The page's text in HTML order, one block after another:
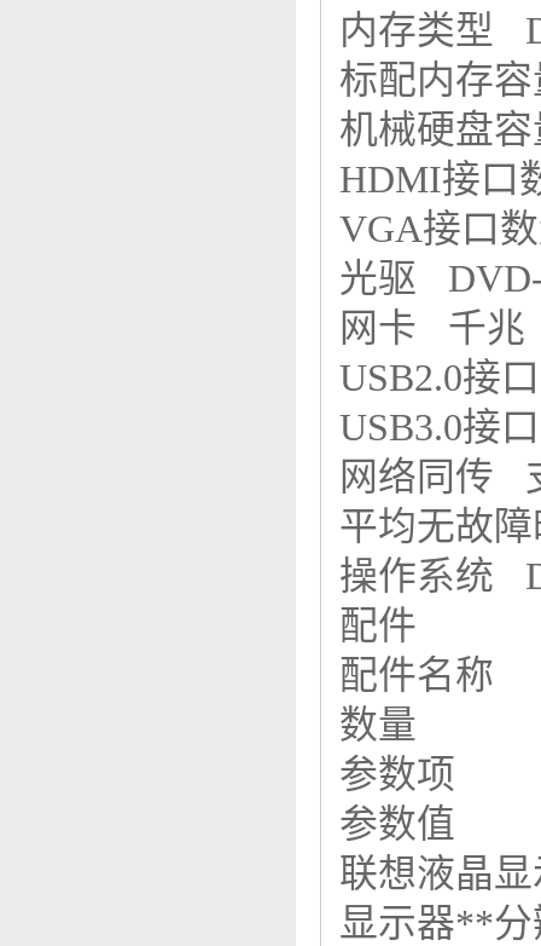
内存类型
标配内存
机械硬盘
HDMI接
VGA接口
光驱
网卡 千
USB2.0
USB3.0
网络同传
平均无故
操作系统
配件
配件名称
数量
参数项
参数值
联想液晶
显示器**